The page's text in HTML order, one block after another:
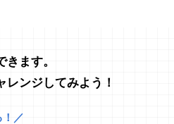
ます。
ンジしてみよう！
！／